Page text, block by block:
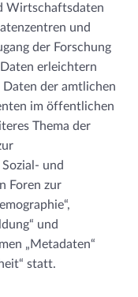
Wirtschaftsdaten
und
der Forschung
erleichtern
der amtlichen
im öffentlichen
Thema der
und
Foren zur
und
„Metadaten“
statt.